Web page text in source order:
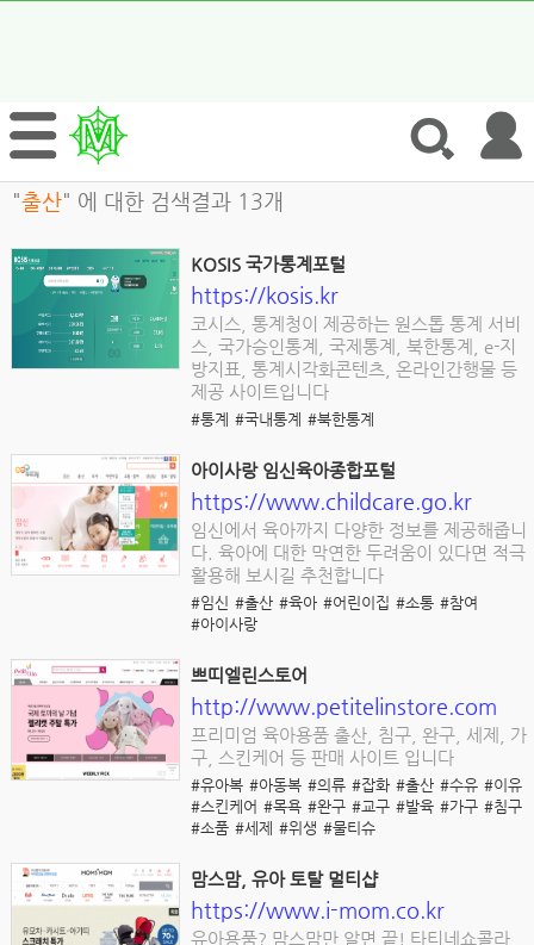
"출산" 에 대한 검색결과 13개
KOSIS 국가통계포털
https://kosis.kr
코시스, 통계청이 제공하는 원스톱 통계 서비
스, 국가승인통계, 국제통계, 북한통계, e-지
방지표, 통계시각화콘텐츠, 온라인간행물 등
제공 사이트입니다
#통계 #국내통계 #북한통계
아이사랑 임신육아종합포털
https://www.childcare.go.kr
임신에서 육아까지 다양한 정보를 제공해줍니
다. 육아에 대한 막연한 두려움이 있다면 적극
활용해 보시길 추천합니다
#임신 #출산 #육아 #어린이집 #소통 #참여
#아이사랑
쁘띠엘린스토어
http://www.petitelinstore.com
프리미엄 육아용품 출산, 침구, 완구, 세제, 가
구, 스킨케어 등 판매 사이트 입니다
#유아복 #아동복 #의류 #잡화 #출산 #수유 #이유
#스킨케어 #목욕 #완구 #교구 #발육 #가구 #침구
#소품 #세제 #위생 #물티슈
맘스맘, 유아 토탈 멀티샵
https://www.i-mom.co.kr
유아용품? 맘스맘만 알면 끝! 타티네쇼콜라